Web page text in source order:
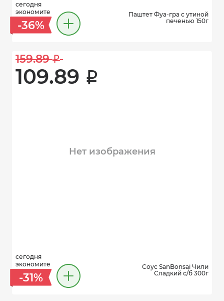
сегодня
экономите
-36%
Паштет Фуа-гра с утиной
печенью 150г
159.89 i
109.89 i
Нет изображения
сегодня
экономите
-31%
Соус SanBonsai Чили
Сладкий с/б 300г